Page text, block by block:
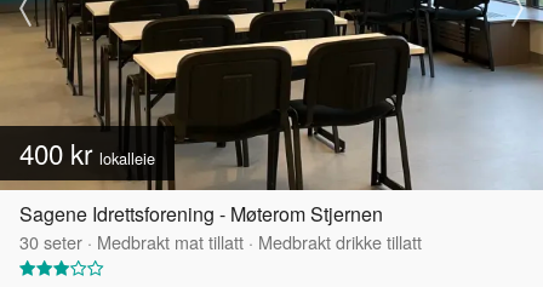
400 kr lokalleie
Sagene Idrettsforening - Møterom Stjernen
30seter · Medbrakt mat tillatt · Medbrakt drikke tillatt